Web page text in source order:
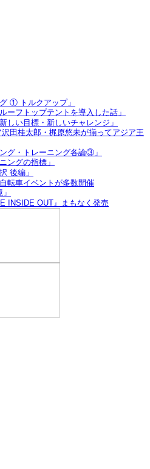
① トルクアップ」
ーフトップテントを導入した話」
しい目標・新しいチャレンジ」
田桂太郎・梶原悠未が揃ってアジア王
グ・トレーニング各論③」
ングの指標」
後編」
転車イベントが多数開催
INSIDE OUT』まもなく発売